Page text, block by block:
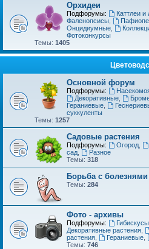
Орхидеи
Подфорумы: Каттлеи и
Фаленопсисы
Онцидиумные
Фотоконкурсы
Темы: 1405
Основной форум
Подфорумы:
Декоративные,
Гераниевые
суккуленты
Темы: 1257
Садовые растения
Подфорумы: Огород,
сад
Разное
Темы: 318
Борьба с
Темы: 284
Фото - архивы
Подфорумы: Гибискусы,
Декоративные растения
растения
Гераниевые,
Темы: 746